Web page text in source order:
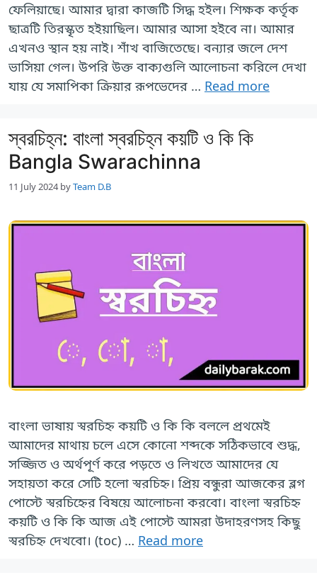
ফেলিয়াছে। আমার দ্বারা কাজটি সিদ্ধ হইল। শিক্ষক কর্তৃক
ছাত্রটি তিরস্কৃত হইয়াছিল। আমার আসা হইবে না। আমার
এখনও স্থান হয় নাই। শাঁখ বাজিতেছে। বন্যার জলে দেশ
ভাসিয়া গেল। উপরি উক্ত বাক্যগুলি আলোচনা করিলে দেখা
যায় যে সমাপিকা ক্রিয়ার রূপভেদের … Read more
স্বরচিহ্ন: বাংলা স্বরচিহ্ন কয়টি ও কি কি
Bangla Swarachinna
11 July 2024 byTeam D.B
বাংলা ভাষায় স্বরচিহ্ন কয়টি ও কি কি বললে প্রথমেই
আমাদের মাথায় চলে এসে কোনো শব্দকে সঠিকভাবে শুদ্ধ,
সজ্জিত ও অর্থপূর্ণ করে পড়তে ও লিখতে আমাদের যে
সহায়তা করে সেটি হলো স্বরচিহ্ন। প্রিয় বন্ধুরা আজকের ব্লগ
পোস্টে স্বরচিহ্নের বিষয়ে আলোচনা করবো। বাংলা স্বরচিহ্ন
কয়টি ও কি কি আজ এই পোস্টে আমরা উদাহরণসহ কিছু
স্বরচিহ্ন দেখবো। (toc) … Read more